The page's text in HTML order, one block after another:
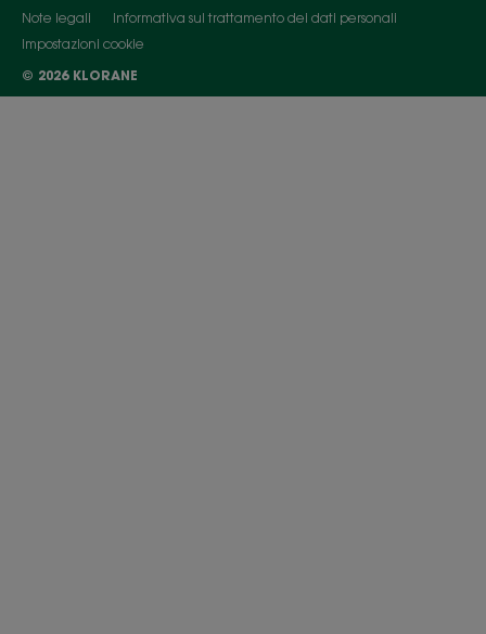
Note legali
Informativa sul trattamento dei dati personali
Impostazioni cookie
© 2026 KLORANE